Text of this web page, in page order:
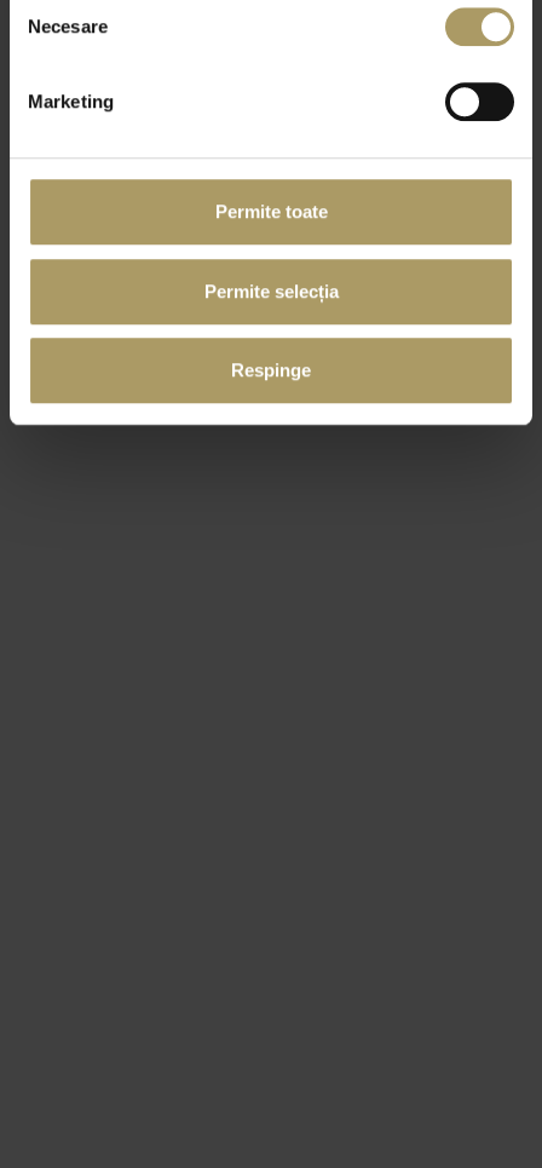
corespunzător. Fac excepție cookie-urile necesare, care
sunt activate automat, conform legislației în vigoare.
consimțământului
Necesare
Marketing
Permite toate
Permite selecția
Respinge